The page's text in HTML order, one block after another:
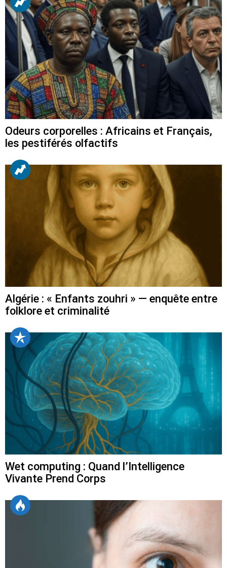
Odeurs corporelles : Africains et Français,
les pestiférés olfactifs
Algérie : « Enfants zouhri » — enquête entre
folklore et criminalité
Wet computing : Quand l’Intelligence
Vivante Prend Corps